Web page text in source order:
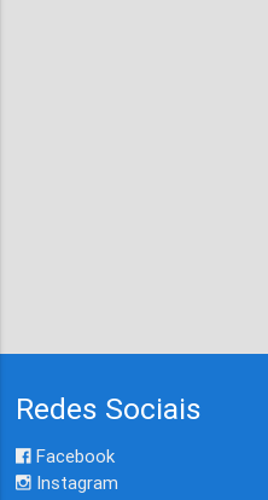
Redes Sociais
Facebook
Instagram